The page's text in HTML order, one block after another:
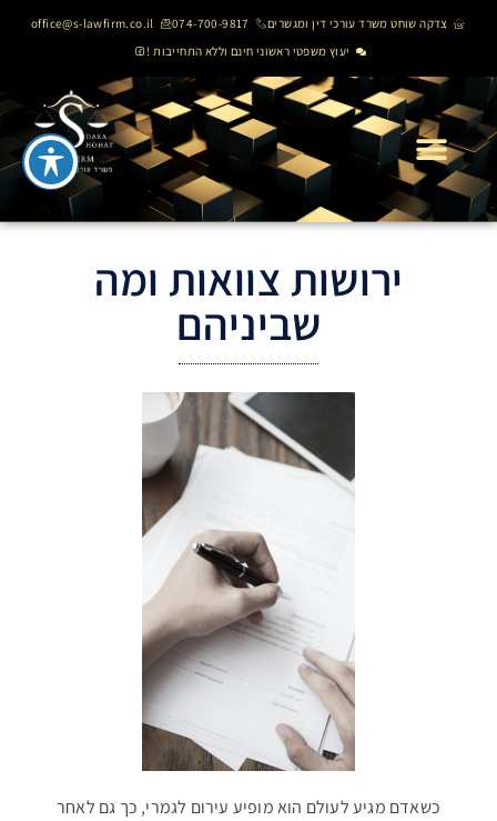
צדקה שוחט משרד עורכי דין ומגשרים 074-700-9817
office@s-lawfirm.co.il
יעוץ משפטי ראשוני חינם וללא התחייבות !
ירושות צוואות ומה
שביניהם
כשאדם מגיע לעולם הוא מופיע עירום לגמרי, כך גם לאחר